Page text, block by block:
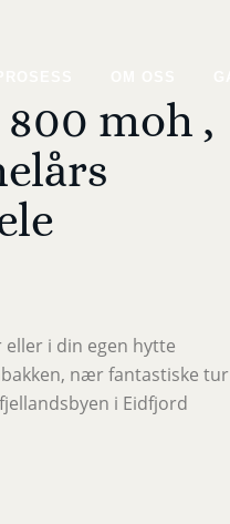
moh ,
i din egen hytte
nær fantastiske tur
i Eidfjord